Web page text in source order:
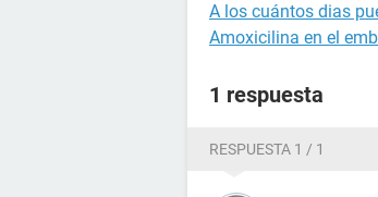
A los cuántos dias
Amoxicilina en el
1 respuesta
RESPUESTA 1 / 1